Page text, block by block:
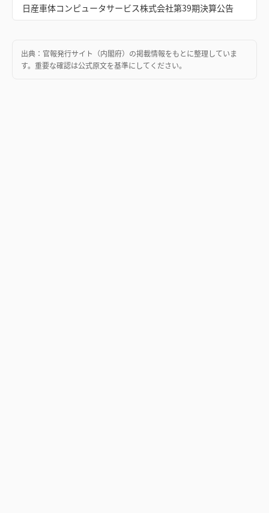
日産車体コンピュータサービス株式会社第39期決算公告
出典： 官報発行サイト（内閣府） の掲載情報をもとに整理していま
す。重要な確認は公式原文を基準にしてください。